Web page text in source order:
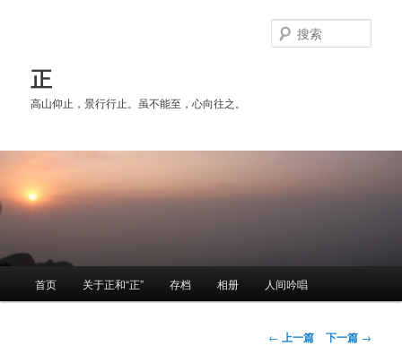
正
高山仰止，景行行止。虽不能至，心向往之。
索
首页 关于正和“正” 存档 相册 人间吟唱
文
← 上一篇 下一篇 →